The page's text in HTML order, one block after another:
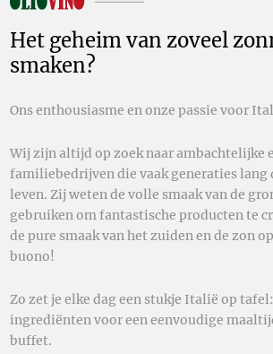
Het geheim van zoveel
smaken?
Ons enthousiasme en onze passie voor
Wij zijn altijd op zoek naar ambachtelijke
familiebedrijven die vaak generaties
leven. Zij weten de volle smaak van de
gebruiken om fantastische producten te
de pure smaak van het zuiden en de zon
buono!
Zo zet je elke dag een stukje Italië op
ingrediënten voor een eenvoudige
buffet.